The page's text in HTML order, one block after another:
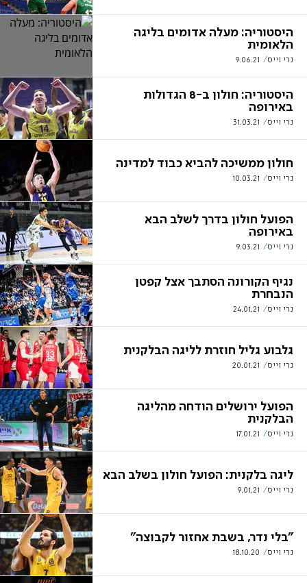
היסטוריה: מעלה אדומים בליגה
הלאומית
נרי וייס 9.06.21
היסטוריה: חולון ב-8 הגדולות
באירופה
נרי וייס 31.03.21
חולון ממשיכה להביא כבוד למדינה
נרי וייס 10.03.21
הפועל חולון בדרך לשלב הבא
באירופה
נרי וייס 9.03.21
נגיף הקורונה הסתבך אצל קפטן
הנבחרת
נרי וייס 24.01.21
גלבוע גליל חוזרת לליגה הבלקנית
נרי וייס 20.01.21
הפועל ירושלים הודחה מהליגה
הבלקנית
נרי וייס 17.01.21
ליגה בלקנית: הפועל חולון בשלב הבא
נרי וייס 9.01.21
"בלי נדר, בשבת אחזור לקבוצה"
נרי וייס 18.10.20